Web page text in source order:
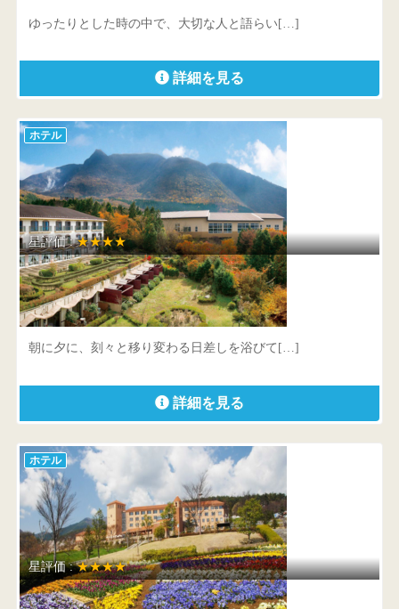
ゆったりとした時の中で、大切な人と語らい[…]
詳細を見る
ホテル
星評価 :★★★★
ホテルグリーンプラザ箱根
神奈川県 足柄下郡箱根町仙石原1244-2
朝に夕に、刻々と移り変わる日差しを浴びて[…]
詳細を見る
ホテル
星評価 :★★★★